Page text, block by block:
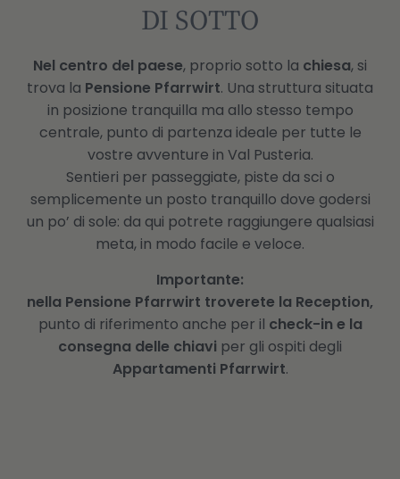
DI SOTTO
Nel centro del paese, proprio sotto la chiesa, si
trova la Pensione Pfarrwirt. Una struttura situata
in posizione tranquilla ma allo stesso tempo
centrale, punto di partenza ideale per tutte le
vostre avventure in Val Pusteria.
Sentieri per passeggiate, piste da sci o
semplicemente un posto tranquillo dove godersi
un po’ di sole: da qui potrete raggiungere qualsiasi
meta, in modo facile e veloce.
Importante:
nella Pensione Pfarrwirt troverete la Reception,
punto di riferimento anche per il check-in e la
consegna delle chiavi per gli ospiti degli
Appartamenti Pfarrwirt.